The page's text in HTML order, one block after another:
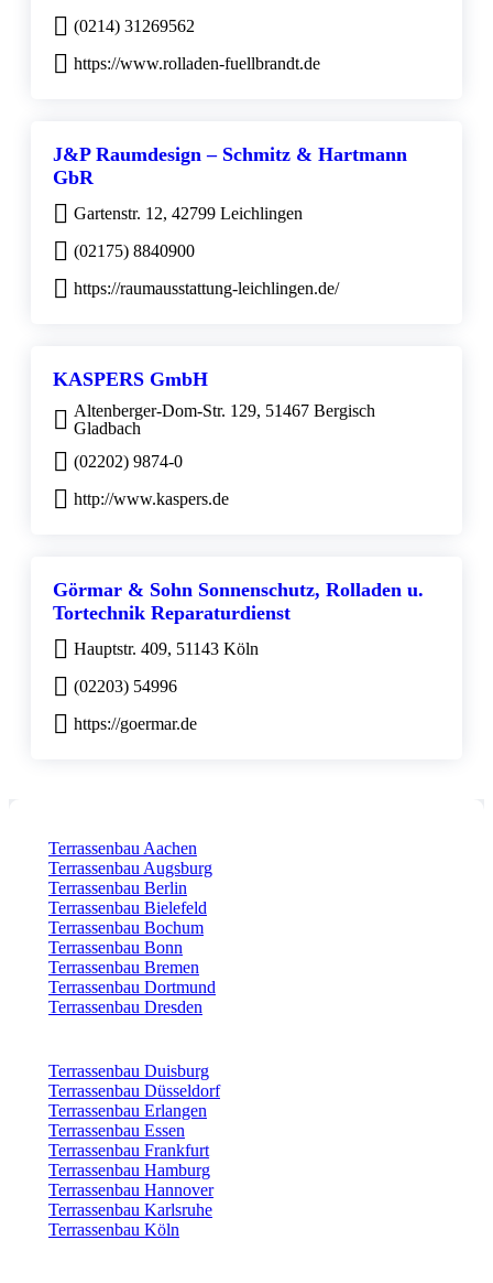
(0214) 31269562
https://www.rolladen-fuellbrandt.de
J&P Raumdesign – Schmitz & Hartmann
GbR
Gartenstr. 12, 42799 Leichlingen
(02175) 8840900
https://raumausstattung-leichlingen.de/
KASPERS GmbH
Altenberger-Dom-Str. 129, 51467 Bergisch
Gladbach
(02202) 9874-0
http://www.kaspers.de
Görmar & Sohn Sonnenschutz, Rolladen u.
Tortechnik Reparaturdienst
Hauptstr. 409, 51143 Köln
(02203) 54996
https://goermar.de
Terrassenbau Aachen
Terrassenbau Augsburg
Terrassenbau Berlin
Terrassenbau Bielefeld
Terrassenbau Bochum
Terrassenbau Bonn
Terrassenbau Bremen
Terrassenbau Dortmund
Terrassenbau Dresden
Terrassenbau Duisburg
Terrassenbau Düsseldorf
Terrassenbau Erlangen
Terrassenbau Essen
Terrassenbau Frankfurt
Terrassenbau Hamburg
Terrassenbau Hannover
Terrassenbau Karlsruhe
Terrassenbau Köln